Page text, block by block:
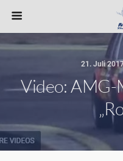
21. Juli
Video: AMG-